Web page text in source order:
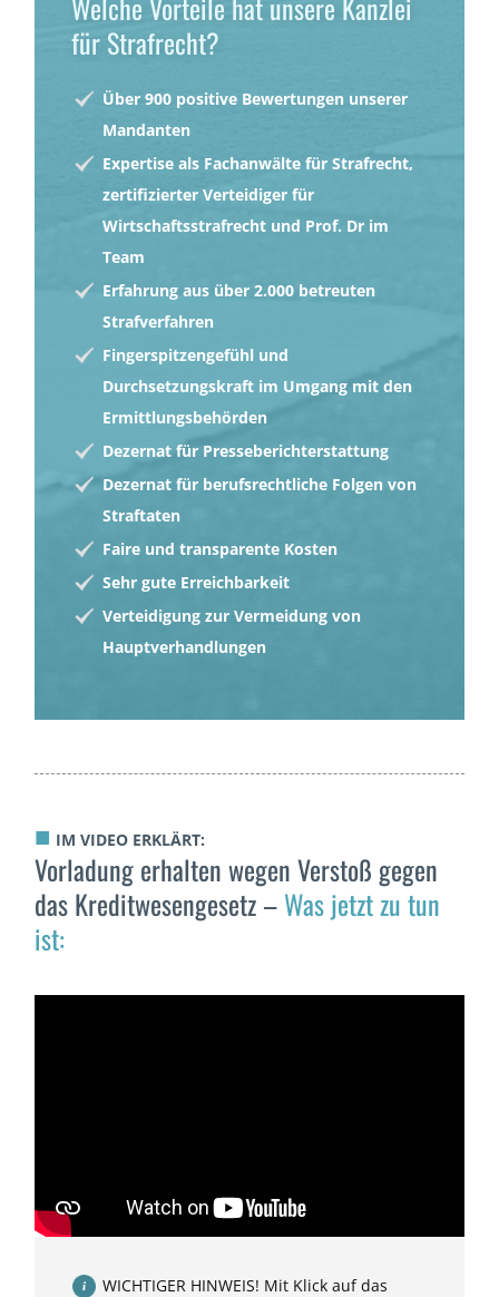
für Strafrecht?
Über 900 positive Bewertungen unserer
Mandanten
Expertise als Fachanwälte für Strafrecht,
zertifizierter Verteidiger für
Wirtschaftsstrafrecht und Prof. Dr im
Team
Erfahrung aus über 2.000 betreuten
Strafverfahren
Fingerspitzengefühl und
Durchsetzungskraft im Umgang mit den
Ermittlungsbehörden
Dezernat für Presseberichterstattung
Dezernat für berufsrechtliche Folgen von
Straftaten
Faire und transparente Kosten
Sehr gute Erreichbarkeit
Verteidigung zur Vermeidung von
Hauptverhandlungen
■ IM VIDEO ERKLÄRT:
Vorladung erhalten wegen Verstoß gegen
das Kreditwesengesetz –Was jetzt zu tun
ist:
WICHTIGER HINWEIS! Mit Klick auf das